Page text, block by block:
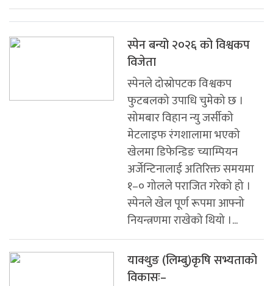
स्पेन बन्यो २०२६ को विश्वकप
विजेता
स्पेनले दोस्रोपटक विश्वकप
फुटबलको उपाधि चुमेको छ ।
सोमबार विहान न्यु जर्सीको
मेटलाइफ रंगशालामा भएको
खेलमा डिफेन्डिङ च्याम्पियन
अर्जेन्टिनालाई अतिरिक्त समयमा
१–० गोलले पराजित गरेको हो ।
स्पेनले खेल पूर्ण रूपमा आफ्नो
नियन्त्रणमा राखेको थियो ।...
याक्थुङ (लिम्बु)कृषि सभ्यताको
विकासः–